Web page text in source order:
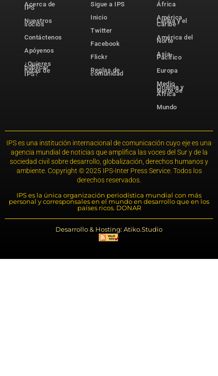
Acerca de
IPS
Nuestros
socios
Contáctenos
Apóyenos
¿Quieres
publicar
notas de
IPS?
Sigue a IPS
Inicio
Twitter
Facebook
Flickr
Reglas de
comunidad
África
América
Latina y el
Caribe
América del
Norte
Asia-
Pacífico
Europa
Medio
Oriente y
Norte de
África
Mundo
IPS es una institución internacional de comunicación cuyo eje es una
agencia mundial de noticias que amplifica las voces del Sur y de la
sociedad civil sobre desarrollo, globalización, derechos humanos y
ambiente. Copyright © 2025 IPS-Inter Press Service. Todos los
derechos reservados.
IPS es la única organización periodística mundial con más
personal y corresponsales en el mundo en desarrollo que en los
países ricos. DONAR
Desarrollo & Hosting: Atiko.Studio